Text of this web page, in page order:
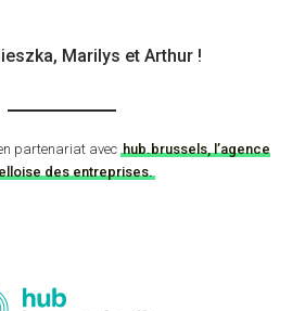
Marilys et Arthur !
partenariat avec hub.brussels, l’agence
des entreprises.